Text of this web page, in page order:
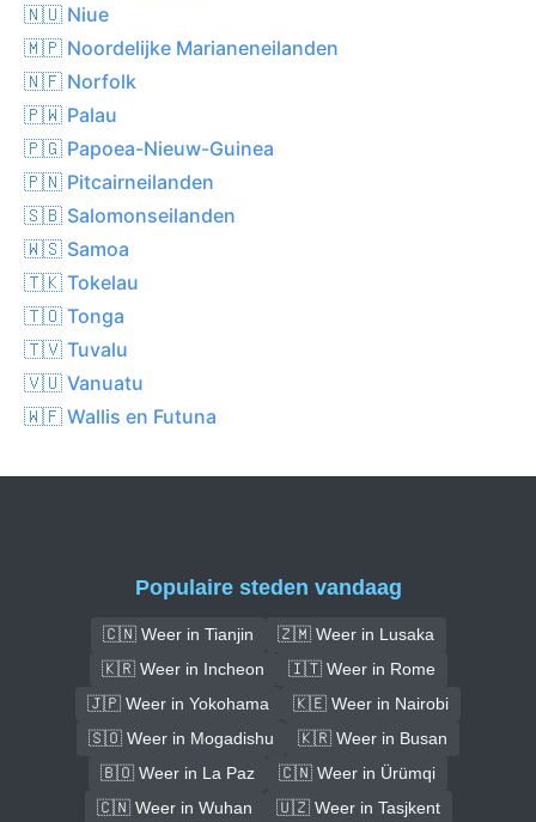
🇳🇺 Niue
🇲🇵 Noordelijke Marianeneilanden
🇳🇫 Norfolk
🇵🇼 Palau
🇵🇬 Papoea-Nieuw-Guinea
🇵🇳 Pitcairneilanden
🇸🇧 Salomonseilanden
🇼🇸 Samoa
🇹🇰 Tokelau
🇹🇴 Tonga
🇹🇻 Tuvalu
🇻🇺 Vanuatu
🇼🇫 Wallis en Futuna
Populaire steden vandaag
🇨🇳 Weer in Tianjin
🇿🇲 Weer in Lusaka
🇰🇷 Weer in Incheon
🇮🇹 Weer in Rome
🇯🇵 Weer in Yokohama
🇰🇪 Weer in Nairobi
🇸🇴 Weer in Mogadishu
🇰🇷 Weer in Busan
🇧🇴 Weer in La Paz
🇨🇳 Weer in Ürümqi
🇨🇳 Weer in Wuhan
🇺🇿 Weer in Tasjkent